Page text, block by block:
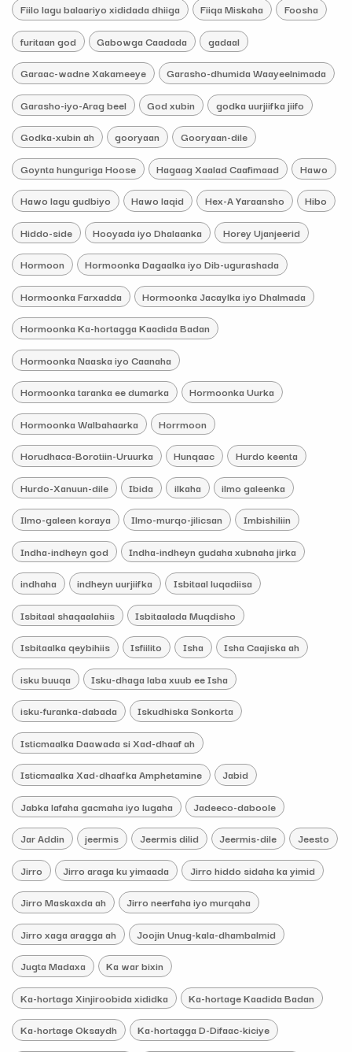
Fiilo lagu balaariyo xididada dhiiga Fiiqa Miskaha Foosha
furitaan god Gabowga Caadada gadaal
Garaac-wadne Xakameeye Garasho-dhumida Waayeelnimada
Garasho-iyo-Arag beel God xubin godka uurjiifka jiifo
Godka-xubin ah gooryaan Gooryaan-dile
Goynta hunguriga Hoose Hagaag Xaalad Caafimaad Hawo
Hawo lagu gudbiyo Hawo laqid Hex-A Yaraansho Hibo
Hiddo-side Hooyada iyo Dhalaanka Horey Ujanjeerid
Hormoon Hormoonka Dagaalka iyo Dib-ugurashada
Hormoonka Farxadda Hormoonka Jacaylka iyo Dhalmada
Hormoonka Ka-hortagga Kaadida Badan
Hormoonka Naaska iyo Caanaha
Hormoonka taranka ee dumarka Hormoonka Uurka
Hormoonka Walbahaarka Horrmoon
Horudhaca-Borotiin-Uruurka Hunqaac Hurdo keenta
Hurdo-Xanuun-dile Ibida ilkaha ilmo galeenka
Ilmo-galeen koraya Ilmo-murqo-jilicsan Imbishiliin
Indha-indheyn god Indha-indheyn gudaha xubnaha jirka
indhaha indheyn uurjiifka Isbitaal luqadiisa
Isbitaal shaqaalahiis Isbitaalada Muqdisho
Isbitaalka qeybihiis Isfiilito Isha Isha Caajiska ah
isku buuqa Isku-dhaga laba xuub ee Isha
isku-furanka-dabada Iskudhiska Sonkorta
Isticmaalka Daawada si Xad-dhaaf ah
Isticmaalka Xad-dhaafka Amphetamine Jabid
Jabka lafaha gacmaha iyo lugaha Jadeeco-daboole
Jar Addin jeermis Jeermis dilid Jeermis-dile Jeesto
Jirro Jirro araga ku yimaada Jirro hiddo sidaha ka yimid
Jirro Maskaxda ah Jirro neerfaha iyo murqaha
Jirro xaga aragga ah Joojin Unug-kala-dhambalmid
Jugta Madaxa Ka war bixin
Ka-hortaga Xinjiroobida xididka Ka-hortage Kaadida Badan
Ka-hortage Oksaydh Ka-hortagga D-Difaac-kiciye